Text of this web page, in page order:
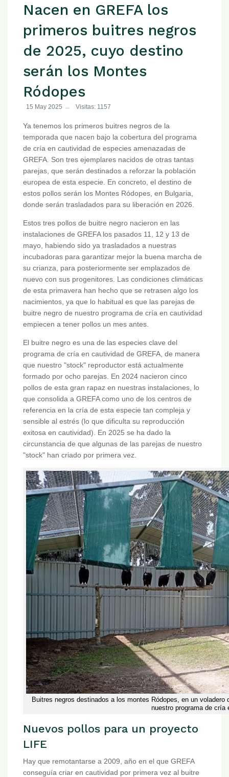
Nacen en GREFA los
primeros buitres negros
de 2025, cuyo destino
serán los Montes
Ródopes
15 May 2025 Visitas: 1157
Ya tenemos los primeros buitres negros de la
temporada que nacen bajo la cobertura del programa
de cría en cautividad de especies amenazadas de
GREFA. Son tres ejemplares nacidos de otras tantas
parejas, que serán destinados a reforzar la población
europea de esta especie. En concreto, el destino de
estos pollos serán los Montes Ródopes, en Bulgaria,
donde serán trasladados para su liberación en 2026.
Estos tres pollos de buitre negro nacieron en las
instalaciones de GREFA los pasados 11, 12 y 13 de
mayo, habiendo sido ya trasladados a nuestras
incubadoras para garantizar mejor la buena marcha de
su crianza, para posteriormente ser emplazados de
nuevo con sus progenitores. Las condiciones climáticas
de esta primavera han hecho que se retrasen algo los
nacimientos, ya que lo habitual es que las parejas de
buitre negro de nuestro programa de cría en cautividad
empiecen a tener pollos un mes antes.
El buitre negro es una de las especies clave del
programa de cría en cautividad de GREFA, de manera
que nuestro "stock" reproductor está actualmente
formado por ocho parejas. En 2024 nacieron cinco
pollos de esta gran rapaz en nuestras instalaciones, lo
que consolida a GREFA como uno de los centros de
referencia en la cría de esta especie tan compleja y
sensible al estrés (lo que dificulta su reproducción
exitosa en cautividad). En 2025 se ha dado la
circunstancia de que algunas de las parejas de nuestro
"stock" han criado por primera vez.
Buitres negros destinados a los montes Ródopes, en un
nuestro programa de cría
Nuevos pollos para un proyecto
LIFE
Hay que remotantarse a 2009, año en el que GREFA
conseguía criar en cautividad por primera vez al buitre